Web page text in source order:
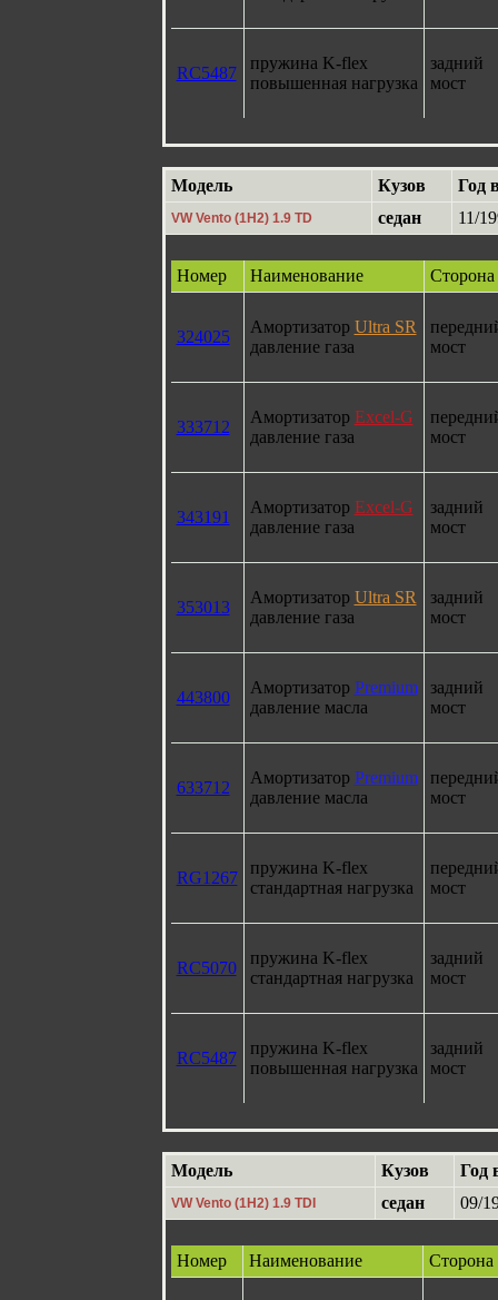
RC5487
пружина K-flex
повышенная нагрузка
задний
мост
Модель Кузов Год
VW Vento (1H2) 1.9 TD седан 11/
Номер Наименование Сторона
324025
Амортизатор Ultra SR
давление газа
мост
333712
Амортизатор Excel-G
давление газа
мост
343191
Амортизатор Excel-G
давление газа
задний
мост
353013
Амортизатор Ultra SR
давление газа
задний
мост
443800
Амортизатор Premium
давление масла
задний
мост
633712
Амортизатор Premium
давление масла
мост
RG1267
пружина K-flex
стандартная нагрузка
мост
RC5070
пружина K-flex
стандартная нагрузка
задний
мост
RC5487
пружина K-flex
повышенная нагрузка
задний
мост
Модель Кузов Год
VW Vento (1H2) 1.9 TDI седан 09/
Номер Наименование Сторона